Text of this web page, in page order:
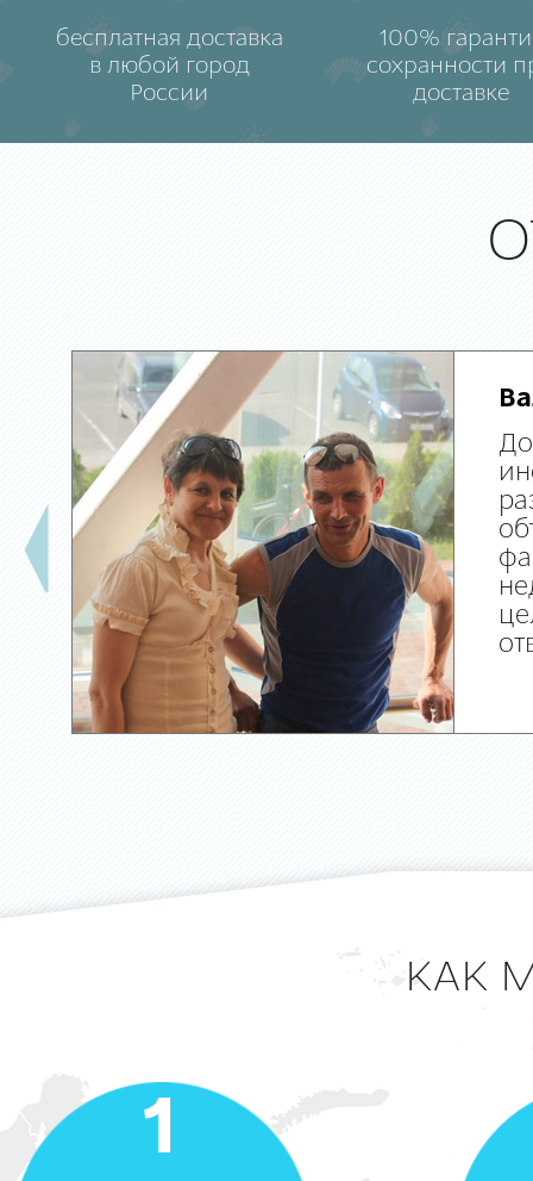
бесплатная доставка
в любой город
России
100%
сохранности
доставке
КАК
1